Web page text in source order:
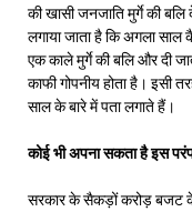
की खासी जनजाति मुर्गे की
लगाया जाता है कि अगला साल
एक काले मुर्गे की बलि और दी
काफी गोपनीय होता है। इसी
साल के बारे में पता लगाते हैं।
कोई भी अपना सकता है इस
सरकार के सैकड़ों करोड़ बजट